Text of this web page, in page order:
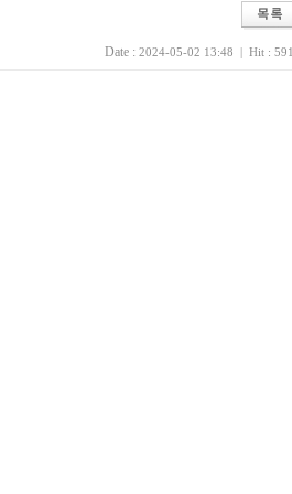
Date : 2024-05-02 13:48 | Hit : 591